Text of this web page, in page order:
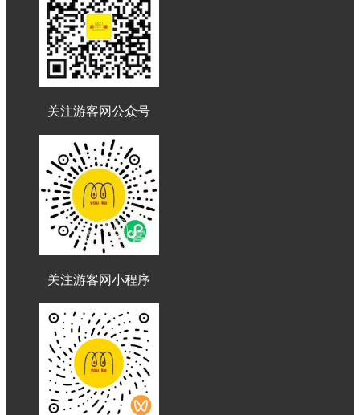
关注游客网公众号
关注游客网小程序